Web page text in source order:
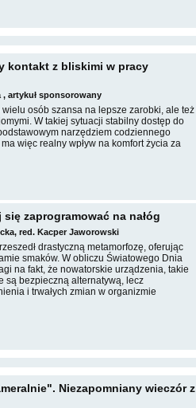
kontakt z bliskimi w pracy
, artykuł sponsorowany
osób szansa na lepsze zarobki, ale też
W takiej sytuacji stabilny dostęp do
narzędziem codziennego
więc realny wpływ na komfort życia za
zaprogramować na nałóg
red. Kacper Jaworowski
drastyczną metamorfozę, oferując
smaków. W obliczu Światowego Dnia
na fakt, że nowatorskie urządzenia, takie
są bezpieczną alternatywą, lecz
i trwałych zmian w organizmie
Niezapomniany wieczór z